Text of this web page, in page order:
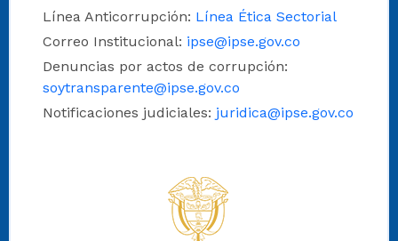
Línea Anticorrupción: Línea Ética Sectorial
Correo Institucional: ipse@ipse.gov.co
Denuncias por actos de corrupción:
soytransparente@ipse.gov.co
Notificaciones judiciales: juridica@ipse.gov.co